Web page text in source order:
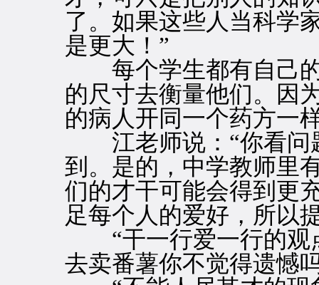
了。如果这些人当科学
是更大！”
每个学生都有自己的
的尺寸去衡量他们。因
的病人开同一个药方一
江老师说：“你看问
到。是的，中学教师里
们的才干可能会得到更
足每个人的爱好，所
“干一行爱一行的观
去卖番薯你不觉得遗憾